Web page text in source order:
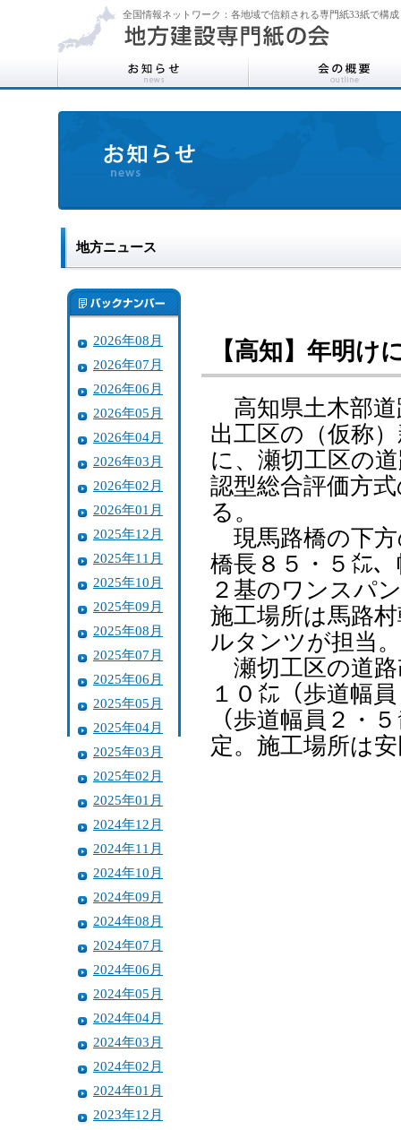
全国情報ネットワーク：各地域で信頼される専門紙33紙で構成
地方ニュース
2026年08月
2026年07月
2026年06月
2026年05月
2026年04月
2026年03月
2026年02月
2026年01月
2025年12月
2025年11月
2025年10月
2025年09月
2025年08月
2025年07月
2025年06月
2025年05月
2025年04月
2025年03月
2025年02月
2025年01月
2024年12月
2024年11月
2024年10月
2024年09月
2024年08月
2024年07月
2024年06月
2024年05月
2024年04月
2024年03月
2024年02月
2024年01月
2023年12月
【高知】年明
高知県土木部道
出工区の（仮称
に、瀬切工区の
認型総合評価方
る。
現馬路橋の下方
橋長８５・５㍍
２基のワンスパ
施工場所は馬路
ルタンツが担当。
瀬切工区の道路
１０㍍（歩道幅
（歩道幅員２・
定。施工場所は